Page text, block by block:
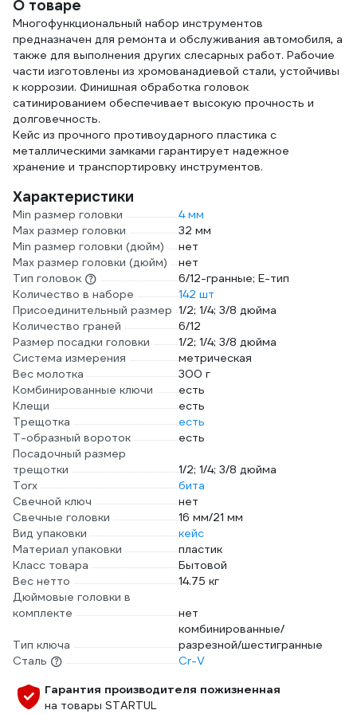
300+70Лм IC-
200
О товаре
Многофункциональный набор инструментов
предназначен для ремонта и обслуживания автомобиля, а
также для выполнения других слесарных работ. Рабочие
части изготовлены из хромованадиевой стали, устойчивы
к коррозии. Финишная обработка головок
сатинированием обеспечивает высокую прочность и
долговечность.
Кейс из прочного противоударного пластика с
металлическими замками гарантирует надежное
хранение и транспортировку инструментов.
Характеристики
Min размер головки
4 мм
Max размер головки
32 мм
Min размер головки (дюйм)
нет
Max размер головки (дюйм)
нет
Тип головок
6/12-гранные; Е-тип
Количество в наборе
142 шт
Присоединительный размер 1/2; 1/4; 3/8 дюйма
Количество граней
6/12
Размер посадки головки
1/2; 1/4; 3/8 дюйма
Система измерения
метрическая
Вес молотка
300 г
Комбинированные ключи
есть
Клещи
есть
Трещотка
есть
Т-образный вороток
есть
Посадочный размер
трещотки
1/2; 1/4; 3/8 дюйма
Torx
бита
Свечной ключ
нет
Свечные головки
16 мм/21 мм
Вид упаковки
кейс
Материал упаковки
пластик
Класс товара
Бытовой
Вес нетто
14.75 кг
Дюймовые головки в
комплекте
нет
Тип ключа
комбинированные/
разрезной/шестигранные
Сталь
Cr-V
Гарантия производителя пожизненная
на товары STARTUL